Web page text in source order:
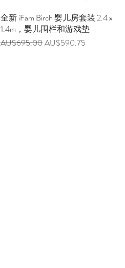
快速瀏覽
全新 iFam Birch 婴儿房套装 2.4 x
1.4m，婴儿围栏和游戏垫
一般價格
AU$695.00促銷價格
AU$590.75